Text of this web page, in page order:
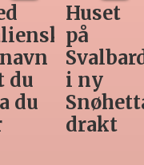
Siste
Horeca-
før